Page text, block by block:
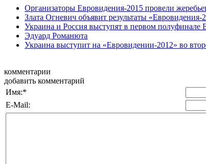
Организаторы Евровидения-2015 провели
Злата Огневич объявит результаты «Евровидения-
Украина и Россия выступят в первом полуфинале
Эдуард Романюта
Украина выступит на «Евровидении-2012» во
комментарии
добавить комментарий
Имя:*
E-Mail: